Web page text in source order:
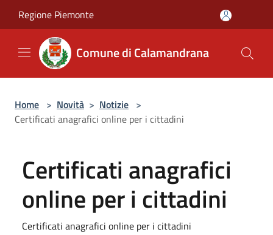
Regione Piemonte
Comune di Calamandrana
Home > Novità > Notizie >
Certificati anagrafici online per i cittadini
Certificati anagrafici
online per i cittadini
Certificati anagrafici online per i cittadini